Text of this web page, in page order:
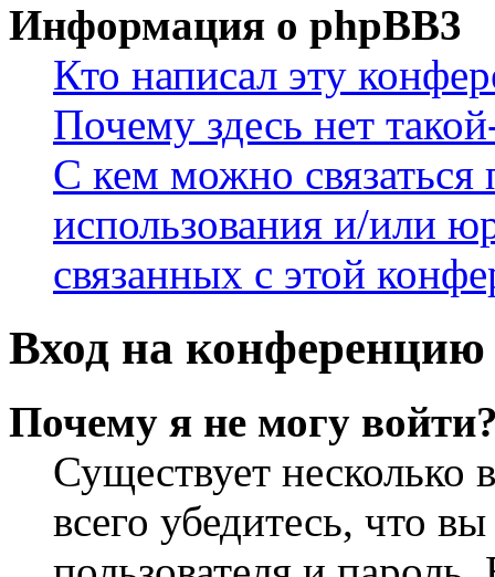
Информация о phpBB3
Кто написал эту
Почему здесь нет
С кем можно связаться
использования и/или
связанных с этой
Вход на конференцию
Почему я не могу
Существует
всего убедитесь, что